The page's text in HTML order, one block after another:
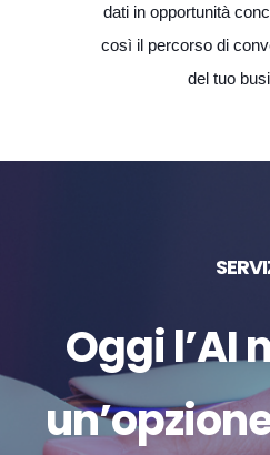
dati in opportunità
così il percorso di
del tuo
Oggi l’AI